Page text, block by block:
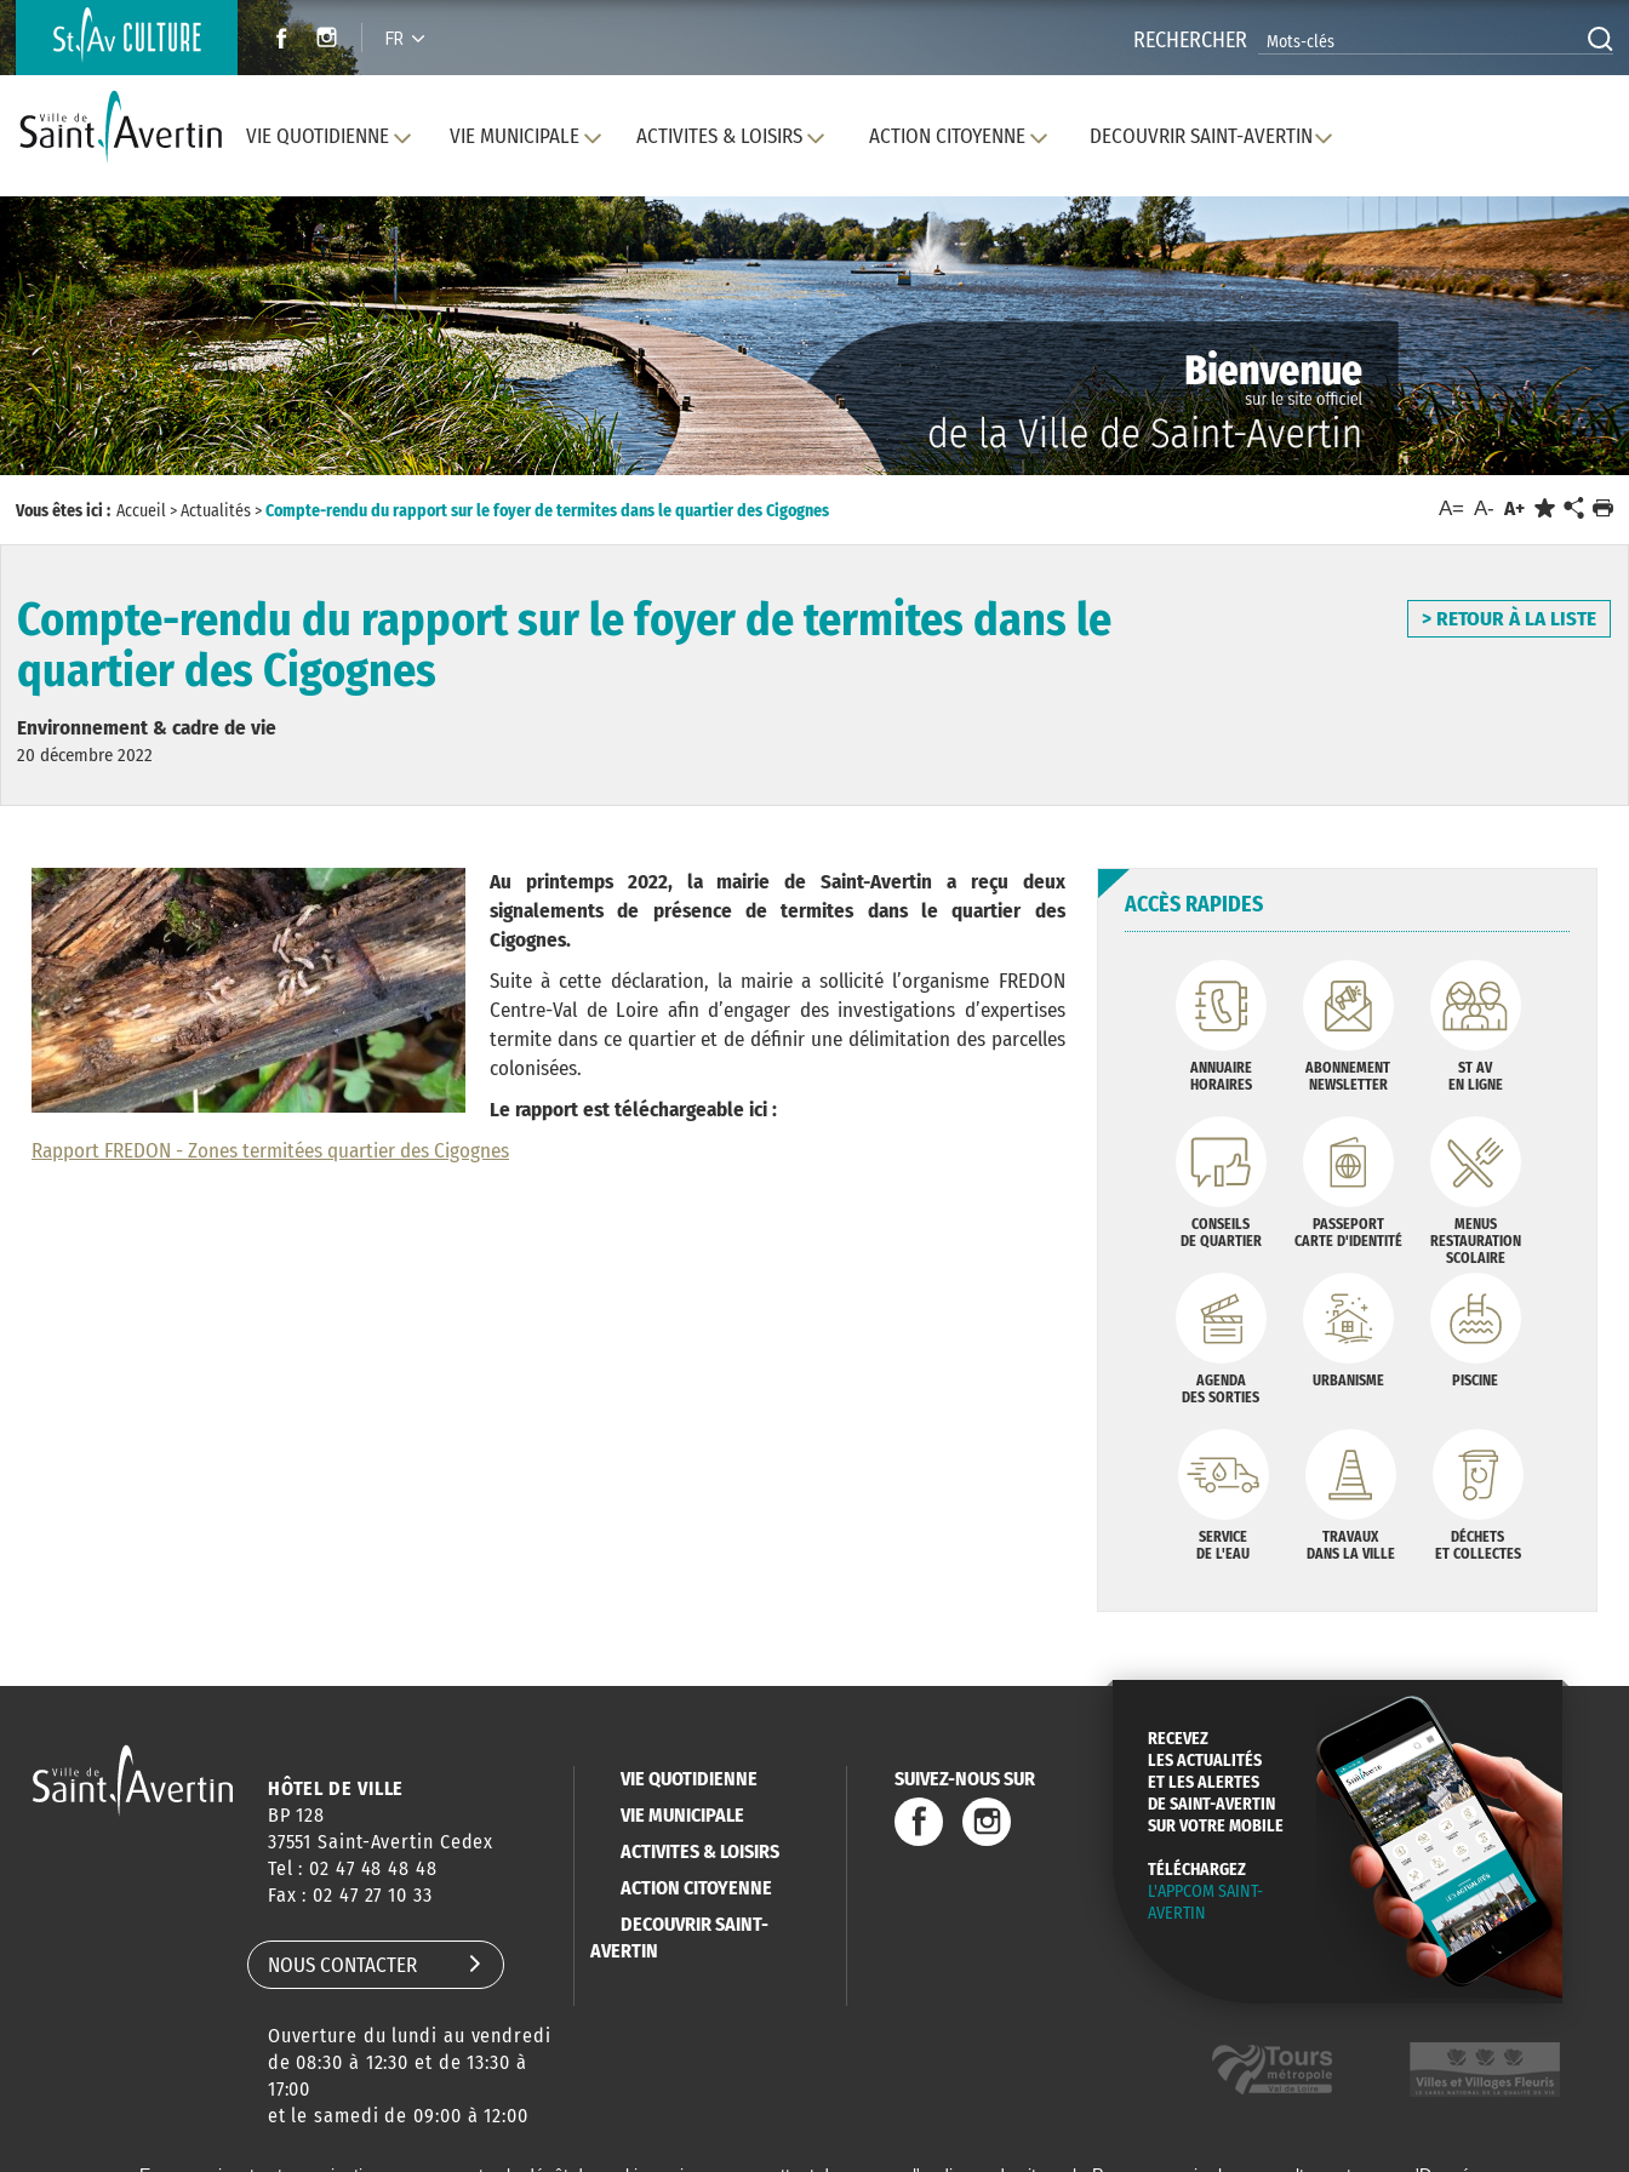
FR RECHERCHER
VIE QUOTIDIENNE VIE MUNICIPALE ACTIVITES & LOISIRS ACTION CITOYENNE DECOUVRIR SAINT-AVERTIN
Vous êtes ici : Accueil>Actualités>Compte-rendu du rapport sur le foyer de termites dans le quartier des Cigognes A= A- A+
Compte-rendu du rapport sur le foyer de termites dans le
quartier des Cigognes
> RETOUR À LA LISTE
Environnement & cadre de vie
20 décembre 2022
Au printemps 2022, la mairie de Saint-Avertin a reçu deux
signalements de présence de termites dans le quartier des
Cigognes.
Suite à cette déclaration, la mairie a sollicité l’organisme FREDON
Centre-Val de Loire afin d’engager des investigations d’expertises
termite dans ce quartier et de définir une délimitation des parcelles
colonisées.
Le rapport est téléchargeable ici :
Rapport FREDON - Zones termitées quartier des Cigognes
ACCÈS RAPIDES
ANNUAIRE
HORAIRES
ABONNEMENT
NEWSLETTER
ST AV
EN LIGNE
CONSEILS
DE QUARTIER
PASSEPORT
CARTE D'IDENTITÉ
MENUS
RESTAURATION
SCOLAIRE
AGENDA
DES SORTIES
URBANISME PISCINE
SERVICE
DE L'EAU
TRAVAUX
DANS LA VILLE
DÉCHETS
ET COLLECTES
HÔTEL DE VILLE
BP 128
37551 Saint-Avertin Cedex
Tel : 02 47 48 48 48
Fax : 02 47 27 10 33
NOUS CONTACTER
Ouverture du lundi au vendredi
de 08:30 à 12:30 et de 13:30 à
17:00
et le samedi de 09:00 à 12:00
VIE QUOTIDIENNE
VIE MUNICIPALE
ACTIVITES & LOISIRS
ACTION CITOYENNE
DECOUVRIR SAINT-
AVERTIN
SUIVEZ-NOUS SUR
RECEVEZ
LES ACTUALITÉS
ET LES ALERTES
DE SAINT-AVERTIN
SUR VOTRE MOBILE
TÉLÉCHARGEZ
L'APPCOM SAINT-
AVERTIN